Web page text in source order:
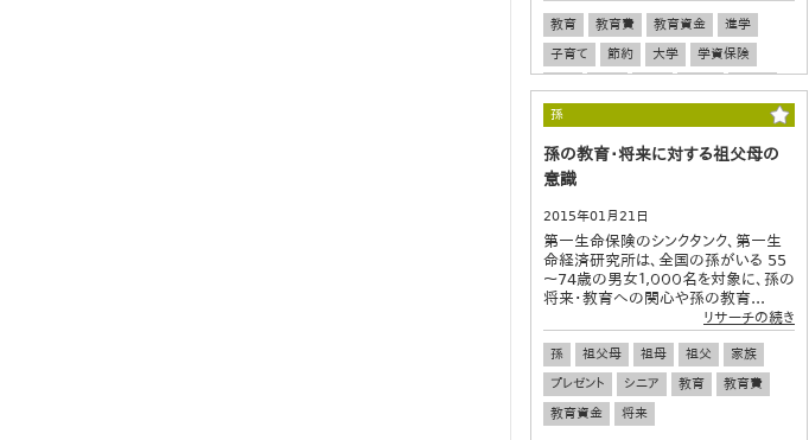
教育 教育費 教育資金
進学
子育て
節約 大学
学資保険
孫
孫の教育・将来に対する祖父母の
意識
2015年01月21日
第一生命保険のシンクタンク、第一生
命経済研究所は、全国の孫がいる 55
～74歳の男女１,０００名を対象に、孫の
将来・教育への関心や孫の教育...
リサーチの続き
孫 祖父母 祖母 祖父
家族
プレゼント
シニア 教育
教育費
教育資金
将来